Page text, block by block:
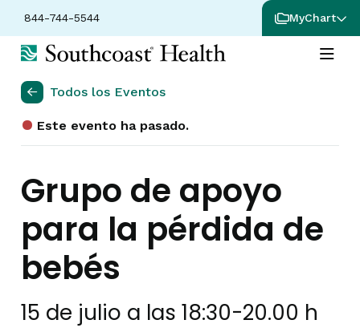
844-744-5544 MyChart
Todos los Eventos
Este evento ha pasado.
Grupo de apoyo
para la pérdida de
bebés
15 de julio a las 18:30-20.00 h